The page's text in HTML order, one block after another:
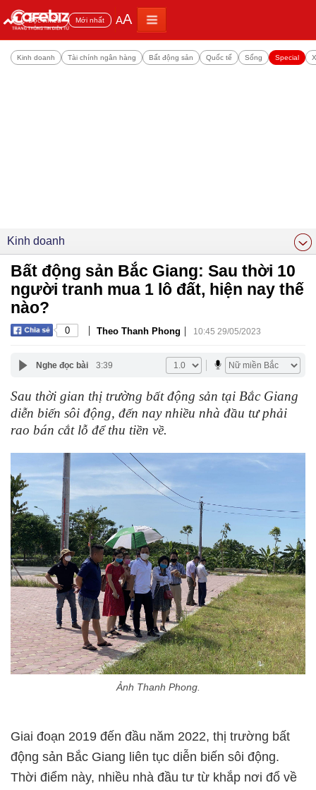
Đọc nhiều Mới nhất AA
Kinh doanh Tài chính ngân hàng Bất động sản Quốc tế Sống Special
Kinh doanh
Bất động sản Bắc Giang: Sau thời 10
người tranh mua 1 lô đất, hiện nay thế
nào?
0 | Theo Thanh Phong | 10:45 29/05/2023
Nghe đọc bài 3:39
Sau thời gian thị trường bất động sản tại Bắc Giang
diễn biến sôi động, đến nay nhiều nhà đầu tư phải
rao bán cắt lỗ để thu tiền về.
Ảnh Thanh Phong.
Giai đoạn 2019 đến đầu năm 2022, thị trường bất
động sản Bắc Giang liên tục diễn biến sôi động.
Thời điểm này, nhiều nhà đầu tư từ khắp nơi đổ về